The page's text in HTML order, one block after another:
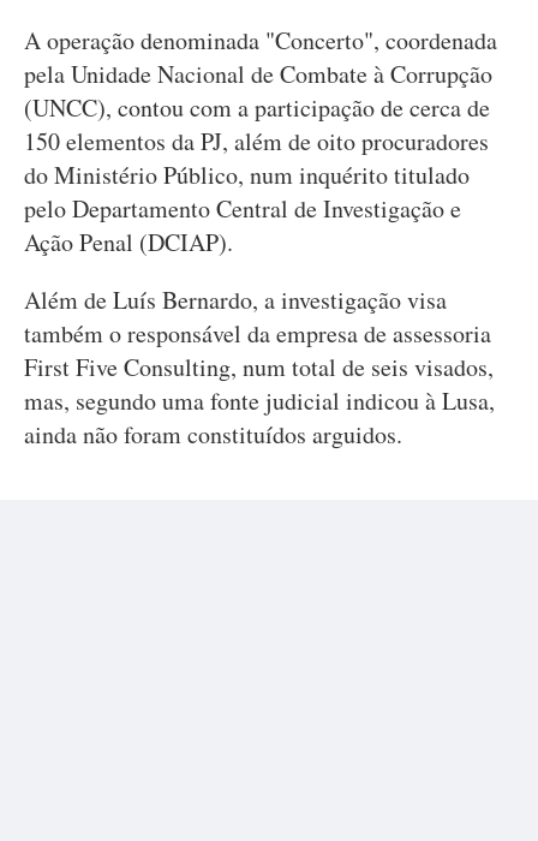
A operação denominada "Concerto", coordenada
pela Unidade Nacional de Combate à Corrupção
(UNCC), contou com a participação de cerca de
150 elementos da PJ, além de oito procuradores
do Ministério Público, num inquérito titulado
pelo Departamento Central de Investigação e
Ação Penal (DCIAP).
Além de Luís Bernardo, a investigação visa
também o responsável da empresa de assessoria
First Five Consulting, num total de seis visados,
mas, segundo uma fonte judicial indicou à Lusa,
ainda não foram constituídos arguidos.